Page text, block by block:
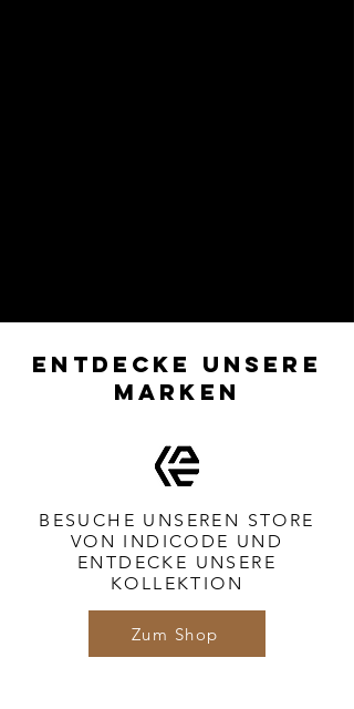
ENTDECKE UNSERE
MARKEN
BESUCHE UNSEREN STORE
VON INDICODE UND
ENTDECKE UNSERE
KOLLEKTION
Zum Shop